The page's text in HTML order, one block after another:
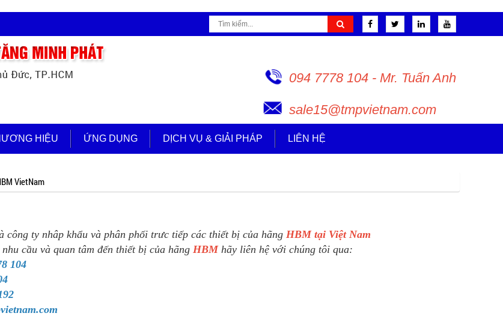
094 7778 104 - Mr. Tuấn Anh
sale15@tmpvietnam.com
HIỆU ỨNG DỤNG DỊCH VỤ & GIẢI PHÁP LIÊN HỆ
VietNam
công ty nhâp khẩu và phân phối trưc tiếp các thiết bị của hãng HBM tại Việt Nam
cầu và quan tâm đến thiết bị của hãng HBMhãy liên hệ với chúng tôi qua:
104